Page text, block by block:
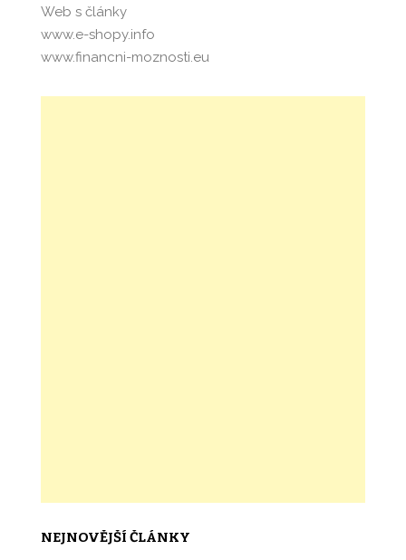
Web s články
www.e-shopy.info
www.financni-moznosti.eu
NEJNOVĚJŠÍ ČLÁNKY